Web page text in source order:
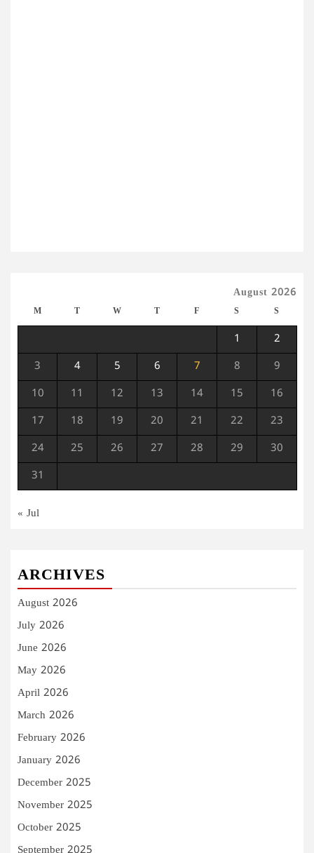
August 2026
M T W T F S S
1 2
3 4 5 6 7 8 9
10 11 12 13 14 15 16
17 18 19 20 21 22 23
24 25 26 27 28 29 30
31
« Jul
ARCHIVES
August 2026
July 2026
June 2026
May 2026
April 2026
March 2026
February 2026
January 2026
December 2025
November 2025
October 2025